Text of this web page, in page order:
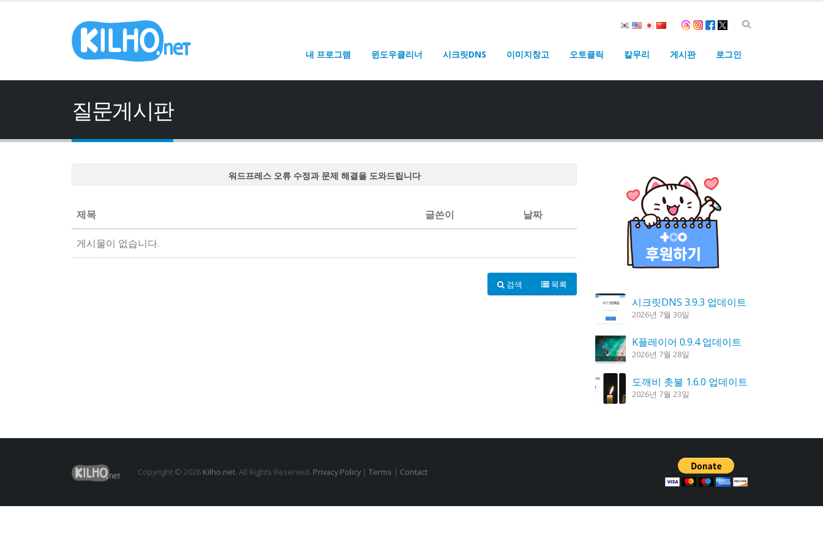
내 프로그램 윈도우클리너 시크릿DNS 이미지창고 오토클릭 칼무리 게시판 로그인
질문게시판
워드프레스 오류 수정과 문제 해결을 도와드립니다
워드프레스 오류 수정과 문제 해결을 도와드립니다
제목 글쓴이 날짜
게시물이 없습니다.
검색 목록
시크릿DNS 3.9.3 업데이트
2026년 7월 30일
K플레이어 0.9.4 업데이트
2026년 7월 28일
도깨비 촛불 1.6.0 업데이트
2026년 7월 23일
2026년 7월 30일
Copyright © 2026 Kilho.net. All Rights Reserved. Privacy Policy| Terms | Contact